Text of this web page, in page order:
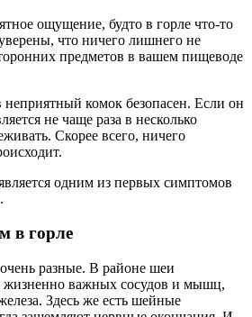
ощущение, будто в горле что-то
что ничего лишнего не
предметов в вашем пищеводе
комок безопасен. Если он
не чаще раза в несколько
Скорее всего, ничего
одним из первых симптомов
в горле
разные. В районе шеи
жизненно важных сосудов и мышц,
Здесь же есть шейные